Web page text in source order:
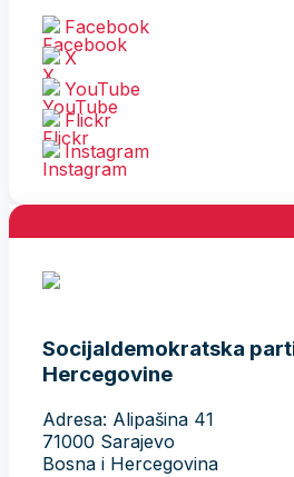
Facebook
X
YouTube
Flickr
Instagram
Socijaldemokratska
Hercegovine
Adresa: Alipašina 41
71000 Sarajevo
Bosna i Hercegovina